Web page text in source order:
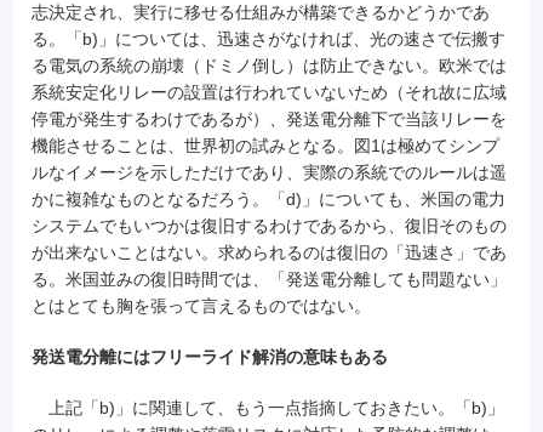
志決定され、実行に移せる仕組みが構築できるかどうかであ
る。「b)」については、迅速さがなければ、光の速さで伝搬す
る電気の系統の崩壊（ドミノ倒し）は防止できない。欧米では
系統安定化リレーの設置は行われていないため（それ故に広域
停電が発生するわけであるが）、発送電分離下で当該リレーを
機能させることは、世界初の試みとなる。図1は極めてシンプ
ルなイメージを示しただけであり、実際の系統でのルールは遥
かに複雑なものとなるだろう。「d)」についても、米国の電力
システムでもいつかは復旧するわけであるから、復旧そのもの
が出来ないことはない。求められるのは復旧の「迅速さ」であ
る。米国並みの復旧時間では、「発送電分離しても問題ない」
とはとても胸を張って言えるものではない。
発送電分離にはフリーライド解消の意味もある
上記「b)」に関連して、もう一点指摘しておきたい。「b)」